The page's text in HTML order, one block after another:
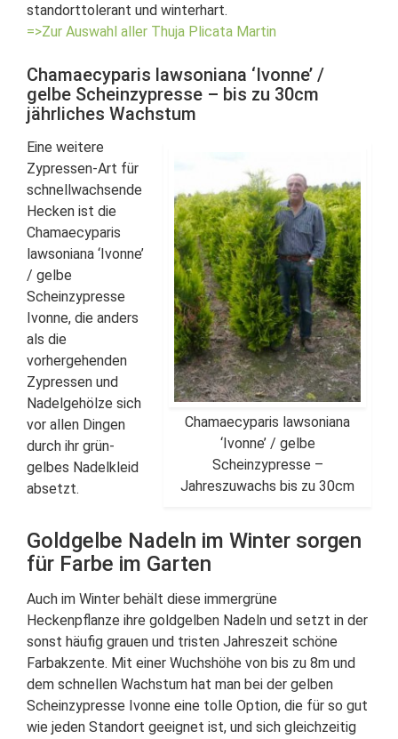
standorttolerant und winterhart.
=>Zur Auswahl aller Thuja Plicata Martin
Chamaecyparis lawsoniana ‘Ivonne’ /
gelbe Scheinzypresse – bis zu 30cm
jährliches Wachstum
Chamaecyparis lawsoniana
‘Ivonne’ / gelbe
Scheinzypresse –
Jahreszuwachs bis zu 30cm
Eine weitere
Zypressen-Art für
schnellwachsende
Hecken ist die
Chamaecyparis
lawsoniana ‘Ivonne’
/ gelbe
Scheinzypresse
Ivonne, die anders
als die
vorhergehenden
Zypressen und
Nadelgehölze sich
vor allen Dingen
durch ihr grün-
gelbes Nadelkleid
absetzt.
Goldgelbe Nadeln im Winter sorgen
für Farbe im Garten
Auch im Winter behält diese immergrüne
Heckenpflanze ihre goldgelben Nadeln und setzt in der
sonst häufig grauen und tristen Jahreszeit schöne
Farbakzente. Mit einer Wuchshöhe von bis zu 8m und
dem schnellen Wachstum hat man bei der gelben
Scheinzypresse Ivonne eine tolle Option, die für so gut
wie jeden Standort geeignet ist, und sich gleichzeitig